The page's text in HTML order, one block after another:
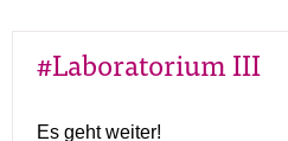
#Laboratorium III
Es geht weiter!